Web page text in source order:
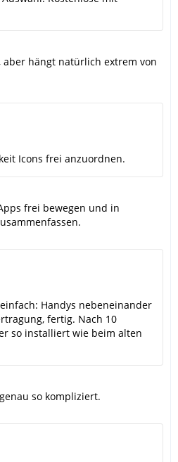
hängt natürlich extrem von
Icons frei anzuordnen.
frei bewegen und in
Handys nebeneinander
fertig. Nach 10
so installiert wie beim alten
so kompliziert.